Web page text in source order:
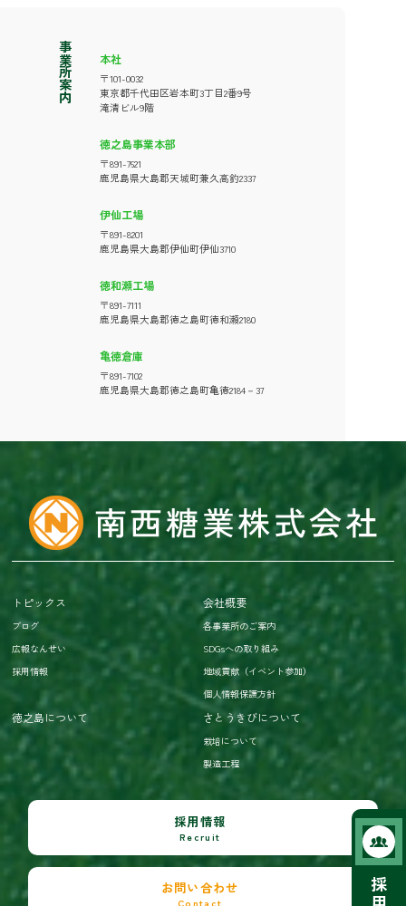
採
事業所案内 本社
〒101-0032
東京都千代田区岩本町3丁目2番9号
滝清ビル9階
徳之島事業本部
〒891-7621
鹿児島県大島郡天城町兼久高釣2337
伊仙工場
〒891-8201
鹿児島県大島郡伊仙町伊仙3710
徳和瀬工場
〒891-7111
鹿児島県大島郡徳之島町徳和瀬2180
亀徳倉庫
〒891-7102
鹿児島県大島郡徳之島町亀徳2184－37
トピックス
ブログ
広報なんせい
採用情報
会社概要
各事業所のご案内
SDGsへの取り組み
地域貢献（イベント参加）
個人情報保護方針
徳之島について さとうきびについて
栽培について
製造工程
採用情報
Recruit
お問い合わせ
Contact